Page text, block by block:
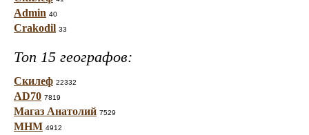
Admin 40
Crakodil 33
Топ 15 географов:
Скилеф 22332
AD70 7819
Магаз Анатолий 7529
МНМ 4912